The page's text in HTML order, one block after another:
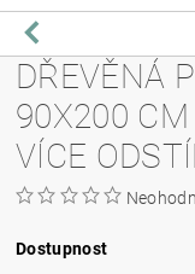
DŘEVĚNÁ
90X200 CM
VÍCE
Dostupnost